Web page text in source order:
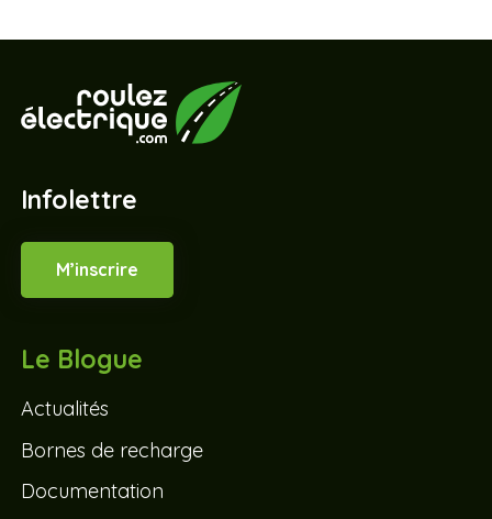
Infolettre
M’inscrire
Le Blogue
Actualités
Bornes de recharge
Documentation